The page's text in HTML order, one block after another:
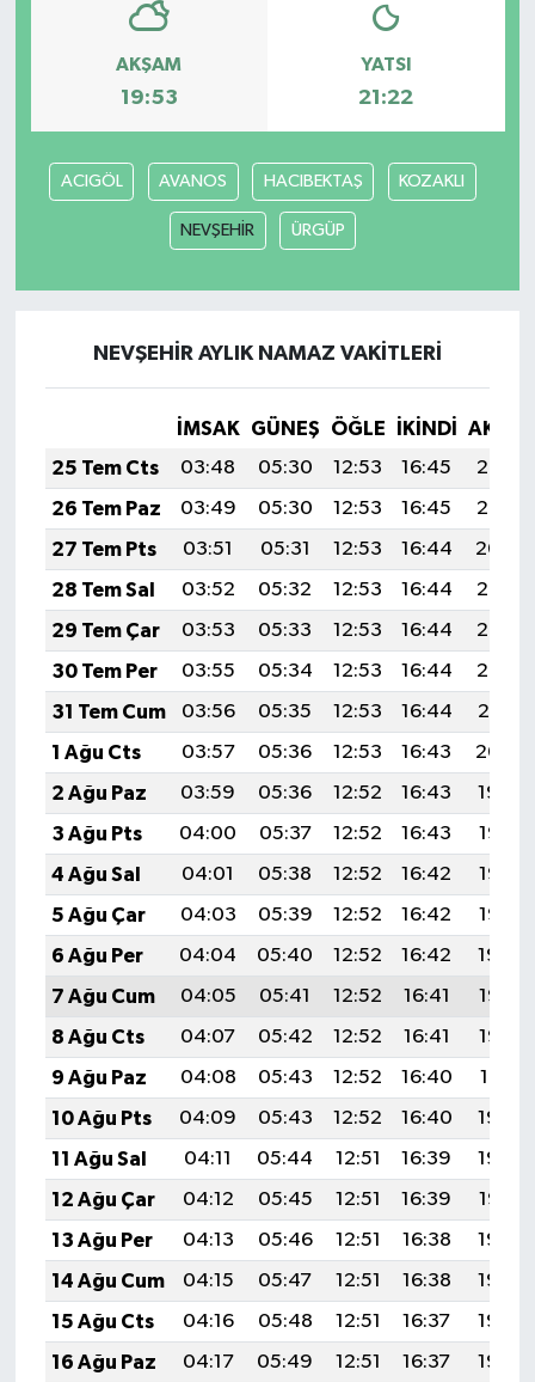
AKŞAM
19:53
YATSI
21:22
ACIGÖL AVANOS HACIBEKTAŞ KOZAKLI
NEVŞEHİR ÜRGÜP
NEVŞEHİR AYLIK NAMAZ VAKITLERI
İMSAK GÜNEŞ ÖĞLE İKINDI
25 Tem Cts
03:48 05:30 12:53 16:45
20:06
26 Tem Paz
03:49 05:30 12:53 16:45
20:05
27 Tem Pts
03:51 05:31 12:53 16:44
20:04
28 Tem Sal
03:52 05:32 12:53 16:44
20:03
29 Tem Çar
03:53 05:33 12:53 16:44
20:02
30 Tem Per
03:55 05:34 12:53 16:44
20:02
31 Tem Cum
03:56 05:35 12:53 16:44
20:01
1 Ağu Cts
03:57 05:36 12:53 16:43
20:00
2 Ağu Paz
03:59 05:36 12:52 16:43
19:59
3 Ağu Pts
04:00 05:37 12:52 16:43
19:58
4 Ağu Sal
04:01 05:38 12:52 16:42
19:57
5 Ağu Çar
04:03 05:39 12:52 16:42
19:55
6 Ağu Per
04:04 05:40 12:52 16:42
19:54
7 Ağu Cum
04:05 05:41 12:52 16:41
19:53
8 Ağu Cts
04:07 05:42 12:52 16:41
19:52
9 Ağu Paz
04:08 05:43 12:52 16:40
19:51
10 Ağu Pts
04:09 05:43 12:52 16:40
19:50
11 Ağu Sal
04:11 05:44 12:51 16:39
19:49
12 Ağu Çar
04:12 05:45 12:51 16:39
19:47
13 Ağu Per
04:13 05:46 12:51 16:38
19:46
14 Ağu Cum
04:15 05:47 12:51 16:38
19:45
15 Ağu Cts
04:16 05:48 12:51 16:37
19:44
16 Ağu Paz
04:17 05:49 12:51 16:37
19:42
MAGAZİN
Nöbetçi Eczaneler
ÖZEL HABER
SAĞLIK
SİYASET
TATLISU
TEKNOLOJİ
TİCARET
YAŞAM